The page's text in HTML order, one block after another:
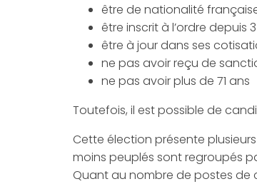
être de nationalité
être inscrit à l’ordre depuis
être à jour dans ses
ne pas avoir reçu de
ne pas avoir plus de 71 ans
Toutefois, il est possible de
Cette élection présente
moins peuplés sont regroupés
Quant au nombre de postes de